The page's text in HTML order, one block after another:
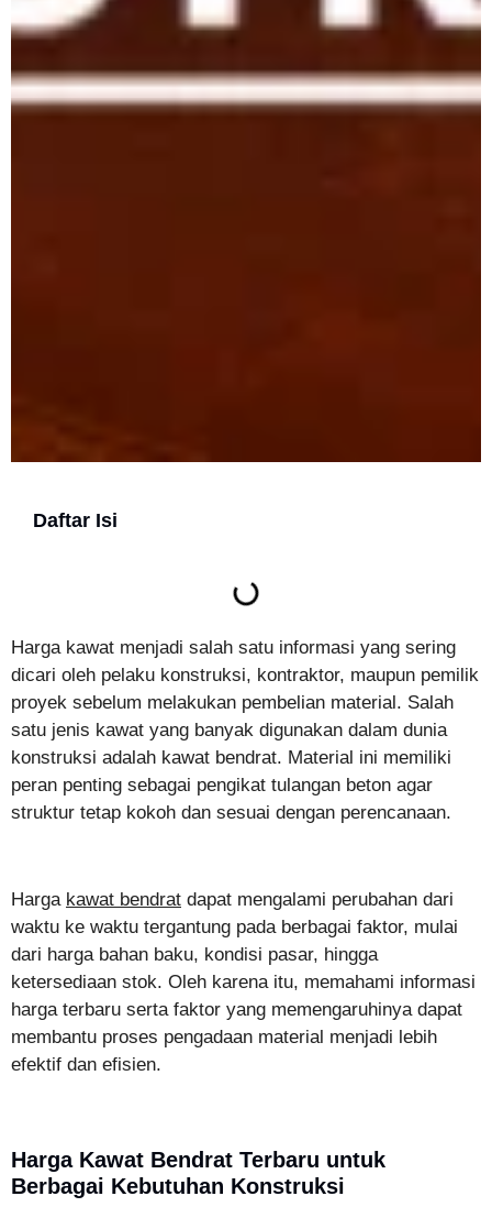
Daftar Isi
Harga kawat menjadi salah satu informasi yang sering
dicari oleh pelaku konstruksi, kontraktor, maupun pemilik
proyek sebelum melakukan pembelian material. Salah
satu jenis kawat yang banyak digunakan dalam dunia
konstruksi adalah kawat bendrat. Material ini memiliki
peran penting sebagai pengikat tulangan beton agar
struktur tetap kokoh dan sesuai dengan perencanaan.
Harga kawat bendrat dapat mengalami perubahan dari
waktu ke waktu tergantung pada berbagai faktor, mulai
dari harga bahan baku, kondisi pasar, hingga
ketersediaan stok. Oleh karena itu, memahami informasi
harga terbaru serta faktor yang memengaruhinya dapat
membantu proses pengadaan material menjadi lebih
efektif dan efisien.
Harga Kawat Bendrat Terbaru untuk
Berbagai Kebutuhan Konstruksi